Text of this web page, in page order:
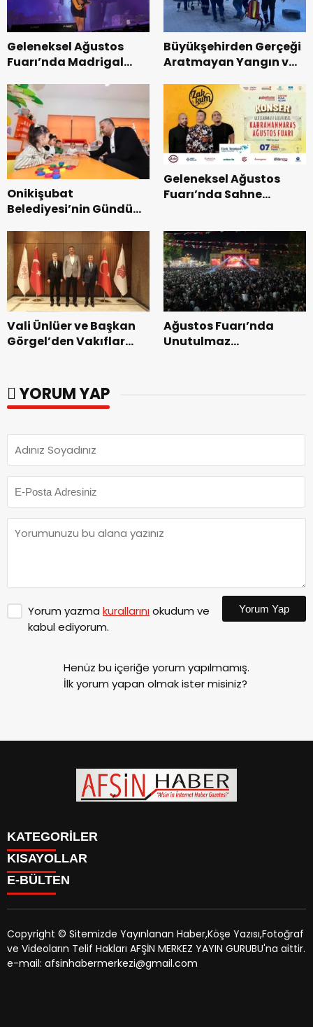
Geleneksel Ağustos
Fuarı’nda Madrigal
Büyükşehirden Gerçeği
Aratmayan Yangın ve
Onikişubat
Belediyesi’nin Gündüz
dönemin ön kayıtları
başladı.
Geleneksel Ağustos
Fuarı’nda Sahne
Vali Ünlüer ve Başkan
Görgel’den Vakıflar
Ağustos Fuarı’nda
Unutulmaz
YORUM YAP
Yorum yazma kurallarınıokudum ve
kabul ediyorum.
Yorum Yap
Henüz bu içeriğe yorum yapılmamış.
İlk yorum yapan olmak ister misiniz?
KATEGORİLER
SİYASET
EĞİTİM
MAGAZİN
MANŞETLER
ÖZEL HABER
KISAYOLLAR
SİYASET
EĞİTİM
KÜLTÜR SANAT
MAGAZİN
MANŞETLER
E-BÜLTEN
afsinhaber.com e-bültenine abone olarak, tarafınıza haber,
duyuru ve kampanya içerikli e-postaların gönderilmesini
Copyright © Sitemizde Yayınlanan Haber,Köşe Yazısı,Fotoğraf
ve Videoların Telif Hakları AFŞİN MERKEZ YAYIN GURUBU'na aittir.
e-mail: afsinhabermerkezi@gmail.com